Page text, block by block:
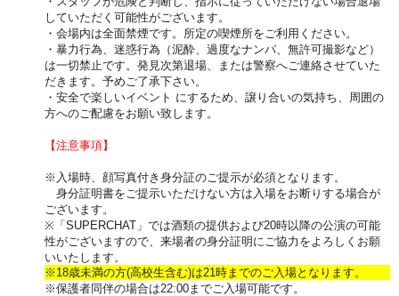
していただく可能性がございます。
・会場内は全面禁煙です。所定の喫煙所をご利用ください。
・暴力行為、迷惑行為（泥酔、過度なナンパ、無許可撮影など）
は一切禁止です。発見次第退場、または警察へご連絡させていた
だきます。予めご了承下さい。
・安全で楽しいイベント にするため、譲り合いの気持ち、周囲の
方へのご配慮をお願い致します。
【注意事項】
※入場時、顔写真付き身分証のご提示が必須となります。
身分証明書をご提示いただけない方は入場をお断りする場合が
ございます。
※「SUPERCHAT」では酒類の提供および20時以降の公演の可能
性がございますので、来場者の身分証明にご協力をよろしくお願
いいたします。
※18歳未満の方(高校生含む)は21時までのご入場となります。
※保護者同伴の場合は22:00までご入場可能です。